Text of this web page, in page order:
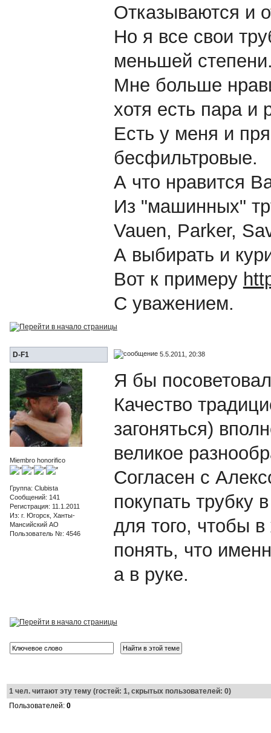
Отказываются и
Но я все свои
меньшей
Мне больше
хотя есть пара и
Есть у меня и
бесфильтровые.
А что нравится
Из "машинных"
Vauen, Parker,
А выбирать и
Вот к примеру
С уважением.
D-F1 5.5.2011, 20:38
Miembro honorifico
Группа: Clubista
Сообщений: 141
Регистрация: 11.1.2011
Из: г. Югорск, Ханты-
Мансийский АО
Пользователь №: 4546
Я бы
Качество
загоняться)
великое
Согласен с
покупать трубку
для того, чтобы
понять, что
а в руке.
1чел. читают эту тему (гостей: 1, скрытых пользователей: 0)
Пользователей: 0